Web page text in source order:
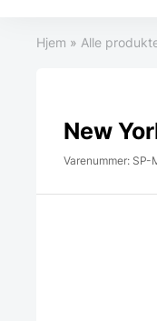
Hjem » Alle
New
Varenummer: SP-